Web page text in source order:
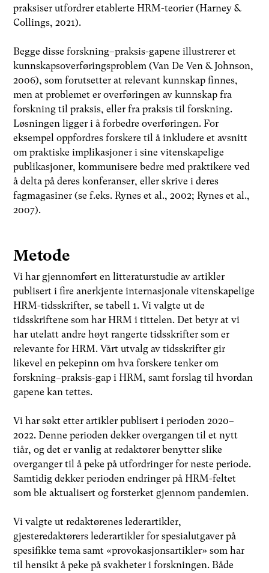
praksiser utfordrer etablerte HRM-teorier (Harney &
Collings, 2021).
Begge disse forskning–praksis-gapene illustrerer et
kunnskapsoverføringsproblem (Van De Ven & Johnson,
2006), som forutsetter at relevant kunnskap finnes,
men at problemet er overføringen av kunnskap fra
forskning til praksis, eller fra praksis til forskning.
Løsningen ligger i å forbedre overføringen. For
eksempel oppfordres forskere til å inkludere et avsnitt
om praktiske implikasjoner i sine vitenskapelige
publikasjoner, kommunisere bedre med praktikere ved
å delta på deres konferanser, eller skrive i deres
fagmagasiner (se f.eks. Rynes et al., 2002; Rynes et al.,
2007).
Metode
Vi har gjennomført en litteraturstudie av artikler
publisert i fire anerkjente internasjonale vitenskapelige
HRM-tidsskrifter, se tabell 1. Vi valgte ut de
tidsskriftene som har HRM i tittelen. Det betyr at vi
har utelatt andre høyt rangerte tidsskrifter som er
relevante for HRM. Vårt utvalg av tidsskrifter gir
likevel en pekepinn om hva forskere tenker om
forskning–praksis-gap i HRM, samt forslag til hvordan
gapene kan tettes.
Vi har søkt etter artikler publisert i perioden 2020–
2022. Denne perioden dekker overgangen til et nytt
tiår, og det er vanlig at redaktører benytter slike
overganger til å peke på utfordringer for neste periode.
Samtidig dekker perioden endringer på HRM-feltet
som ble aktualisert og forsterket gjennom pandemien.
Vi valgte ut redaktørenes lederartikler,
gjesteredaktørers lederartikler for spesialutgaver på
spesifikke tema samt «provokasjonsartikler» som har
til hensikt å peke på svakheter i forskningen. Både